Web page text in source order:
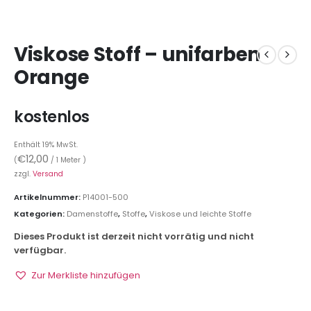
Viskose Stoff – unifarben
Orange
kostenlos
Enthält 19% MwSt.
(€12,00 / 1 Meter )
zzgl. Versand
Artikelnummer: P14001-500
Kategorien: Damenstoffe, Stoffe,Viskose und leichte Stoffe
Dieses Produkt ist derzeit nicht vorrätig und nicht
verfügbar.
Zur Merkliste hinzufügen